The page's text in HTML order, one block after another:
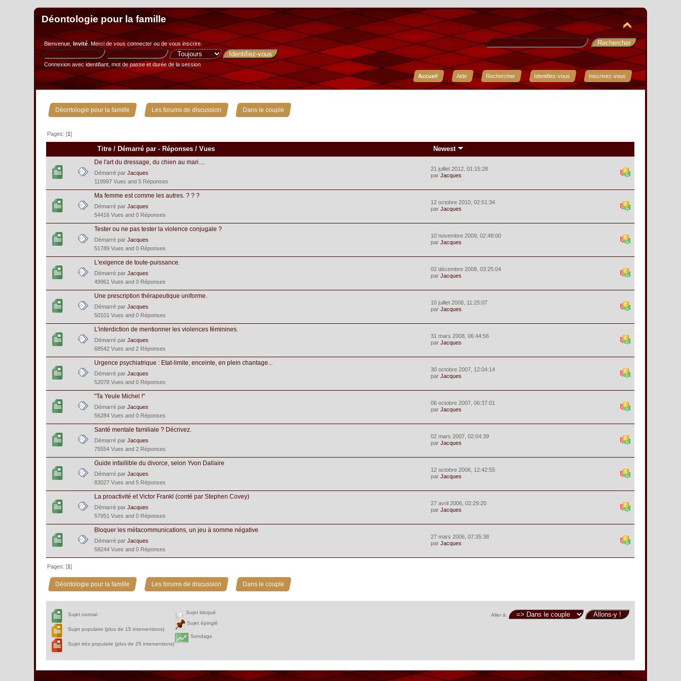
Déontologie pour la famille
Bienvenue,Invité. Merci devous connecterou devous inscrire.
Connexion avec identifiant, mot de passe et durée de la session
Accueil
Aide Rechercher Identifiez-vous Inscrivez-vous
Déontologie pour la famille » Les forums de discussion » Dans le couple
Pages: [1]
Titre / Démarré par - Réponses /Vues Newest
De l'art du dressage, du chien au mari....
Démarré parJacques
119997 Vues and 5 Réponses
21 juillet 2012, 01:15:28
parJacques
Ma femme est comme les autres. ? ? ?
Démarré parJacques
54416 Vues and 0 Réponses
12 octobre 2010, 02:51:34
parJacques
Tester ou ne pas tester la violence conjugale ?
Démarré parJacques
51789 Vues and 0 Réponses
10 novembre 2009, 02:48:00
parJacques
L'exigence de toute-puissance.
Démarré parJacques
49961 Vues and 0 Réponses
02 décembre 2008, 03:25:04
parJacques
Une prescription thérapeutique uniforme.
Démarré parJacques
50101 Vues and 0 Réponses
10 juillet 2008, 11:25:07
parJacques
L'interdiction de mentionner les violences féminines.
Démarré parJacques
68542 Vues and 2 Réponses
31 mars 2008, 06:44:56
parJacques
Urgence psychiatrique : Etat-limite, enceinte, en plein chantage...
Démarré parJacques
52078 Vues and 0 Réponses
30 octobre 2007, 12:04:14
parJacques
"Ta Yeule Michel !"
Démarré parJacques
56284 Vues and 0 Réponses
06 octobre 2007, 06:37:01
parJacques
Santé mentale familiale ? Décrivez.
Démarré parJacques
75554 Vues and 2 Réponses
02 mars 2007, 02:04:39
parJacques
Guide infaillible du divorce, selon Yvon Dallaire
Démarré parJacques
83027 Vues and 5 Réponses
12 octobre 2006, 12:42:55
parJacques
La proactivité et Victor Frankl (conté par Stephen Covey)
Démarré parJacques
57951 Vues and 0 Réponses
27 avril 2006, 02:29:20
parJacques
Bloquer les métacommunications, un jeu à somme négative
Démarré parJacques
58244 Vues and 0 Réponses
27 mars 2006, 07:35:38
parJacques
Pages: [1]
Déontologie pour la famille » Les forums de discussion » Dans le couple
Aller à:
Sujet normal
Sujet populaire (plus de 15 interventions)
Sujet très populaire (plus de 25 interventions)
Sujet bloqué
Sujet épinglé
Sondage